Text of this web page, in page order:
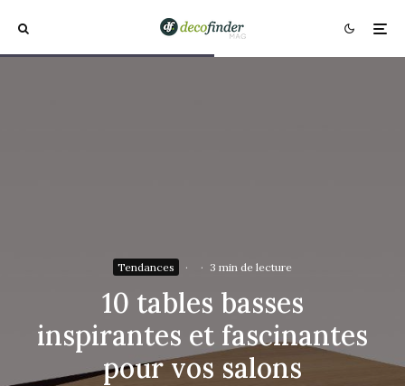
Tendances · · 3 min de lecture
10 tables basses
inspirantes et fascinantes
pour vos salons